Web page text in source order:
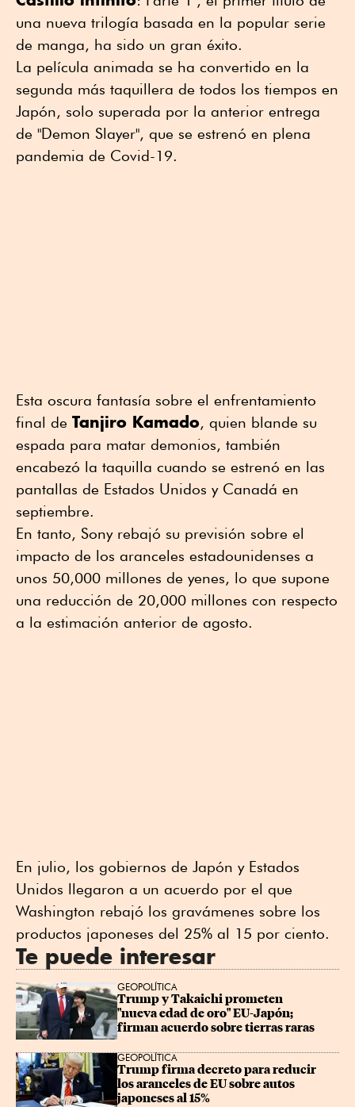
una nueva trilogía basada en la popular serie
de manga, ha sido un gran éxito.
La película animada se ha convertido en la
segunda más taquillera de todos los tiempos en
Japón, solo superada por la anterior entrega
de "Demon Slayer", que se estrenó en plena
pandemia de Covid-19.
Esta oscura fantasía sobre el enfrentamiento
final de Tanjiro Kamado, quien blande su
espada para matar demonios, también
encabezó la taquilla cuando se estrenó en las
pantallas de Estados Unidos y Canadá en
septiembre.
En tanto, Sony rebajó su previsión sobre el
impacto de los aranceles estadounidenses a
unos 50,000 millones de yenes, lo que supone
una reducción de 20,000 millones con respecto
a la estimación anterior de agosto.
En julio, los gobiernos de Japón y Estados
Unidos llegaron a un acuerdo por el que
Washington rebajó los gravámenes sobre los
productos japoneses del 25% al 15 por ciento.
Te puede interesar
GEOPOLÍTICA
Trump y Takaichi prometen
"nueva edad de oro" EU-Japón;
firman acuerdo sobre tierras raras
GEOPOLÍTICA
Trump firma decreto para reducir
los aranceles de EU sobre autos
japoneses al 15%